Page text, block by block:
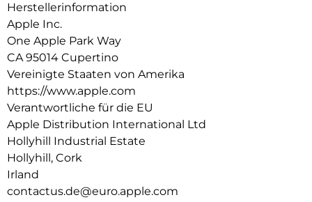
Innen und Außenseite haben eine kratzfeste Beschichtung.
Und alle Materialien und Beschichtungen wurden optimiert,
um zu verhindern, dass das Case mit der Zeit vergilbt.
Mit integrierten Magneten, die sich perfekt am iPhone 16 Pro
ausrichten, hält das Case ganz einfach und sorgt für
schnelleres kabelloses Laden. Lass dein iPhone beim Laden
einfach im Case und docke dein MagSafe Ladegerät an oder
leg es auf dein Qi2 oder Qi zertifiziertes Ladegerät.
Wie jedes von Apple entwickelte Case durchläuft es im Laufe
des Design und Fertigungsprozesses Tausende von
Teststunden. Deshalb sieht es nicht nur großartig aus,
sondern ist auch dafür gemacht, dein iPhone vor Kratzern
und bei Stürzen zu schützen.
Herstellerinformation
Apple Inc.
One Apple Park Way
CA 95014 Cupertino
Vereinigte Staaten von Amerika
https://www.apple.com
Verantwortliche für die EU
Apple Distribution International Ltd
Hollyhill Industrial Estate
Hollyhill, Cork
Irland
contactus.de@euro.apple.com